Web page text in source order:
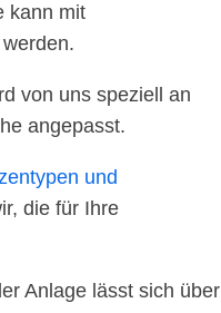
kann mit
von uns speziell an
angepasst.
und
die für Ihre
Anlage lässt sich über